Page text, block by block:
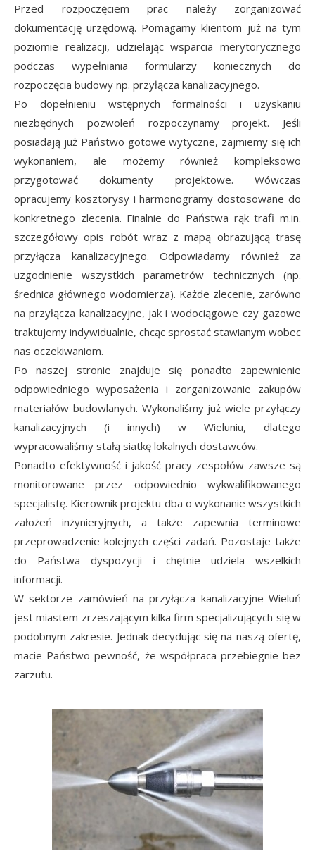
Przed rozpoczęciem prac należy zorganizować
dokumentację urzędową. Pomagamy klientom już na tym
poziomie realizacji, udzielając wsparcia merytorycznego
podczas wypełniania formularzy koniecznych do
rozpoczęcia budowy np. przyłącza kanalizacyjnego.
Po dopełnieniu wstępnych formalności i uzyskaniu
niezbędnych pozwoleń rozpoczynamy projekt. Jeśli
posiadają już Państwo gotowe wytyczne, zajmiemy się ich
wykonaniem, ale możemy również kompleksowo
przygotować dokumenty projektowe. Wówczas
opracujemy kosztorysy i harmonogramy dostosowane do
konkretnego zlecenia. Finalnie do Państwa rąk trafi m.in.
szczegółowy opis robót wraz z mapą obrazującą trasę
przyłącza kanalizacyjnego. Odpowiadamy również za
uzgodnienie wszystkich parametrów technicznych (np.
średnica głównego wodomierza). Każde zlecenie, zarówno
na przyłącza kanalizacyjne, jak i wodociągowe czy gazowe
traktujemy indywidualnie, chcąc sprostać stawianym wobec
nas oczekiwaniom.
Po naszej stronie znajduje się ponadto zapewnienie
odpowiedniego wyposażenia i zorganizowanie zakupów
materiałów budowlanych. Wykonaliśmy już wiele przyłączy
kanalizacyjnych (i innych) w Wieluniu, dlatego
wypracowaliśmy stałą siatkę lokalnych dostawców.
Ponadto efektywność i jakość pracy zespołów zawsze są
monitorowane przez odpowiednio wykwalifikowanego
specjalistę. Kierownik projektu dba o wykonanie wszystkich
założeń inżynieryjnych, a także zapewnia terminowe
przeprowadzenie kolejnych części zadań. Pozostaje także
do Państwa dyspozycji i chętnie udziela wszelkich
informacji.
W sektorze zamówień na przyłącza kanalizacyjne Wieluń
jest miastem zrzeszającym kilka firm specjalizujących się w
podobnym zakresie. Jednak decydując się na naszą ofertę,
macie Państwo pewność, że współpraca przebiegnie bez
zarzutu.